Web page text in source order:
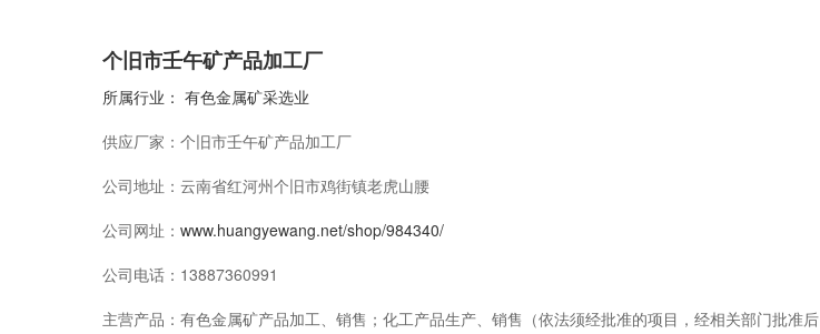
个旧市壬午矿产品加工厂
所属行业： 有色金属矿采选业
供应厂家： 个旧市壬午矿产品加工厂
公司地址： 云南省红河州个旧市鸡街镇老虎山腰
公司网址： www.huangyewang.net/shop/984340/
公司电话： 13887360991
主营产品： 有色金属矿产品加工、销售；化工产品生产、销售（依法须经批准的项目，经相关部门批准后